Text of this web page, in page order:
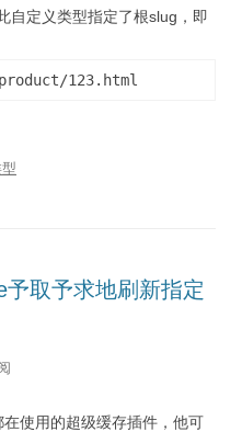
自定义类型指定了根slug，即
123.html
取予求地刷新指定
使用的超级缓存插件，他可